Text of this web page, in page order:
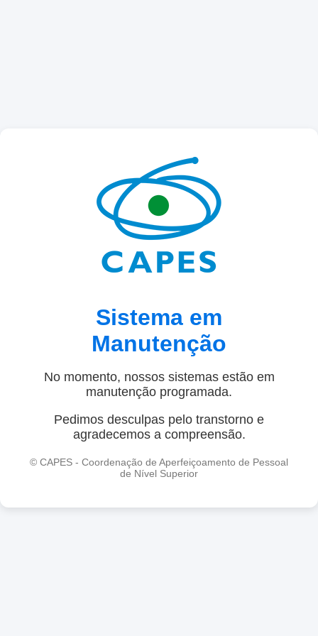
Sistema em
Manutenção
No momento, nossos sistemas estão em
manutenção programada.
Pedimos desculpas pelo transtorno e
agradecemos a compreensão.
© CAPES - Coordenação de Aperfeiçoamento de Pessoal
de Nível Superior